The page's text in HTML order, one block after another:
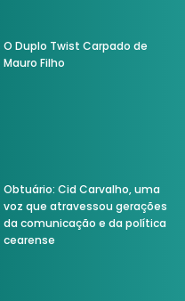
O Duplo Twist Carpado de
Mauro Filho
Obtuário: Cid Carvalho, uma
voz que atravessou gerações
da comunicação e da política
cearense